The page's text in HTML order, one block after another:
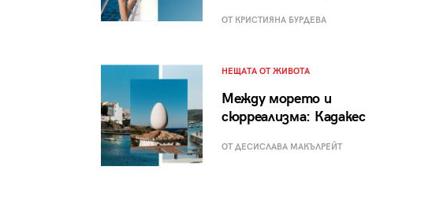
ОТ КРИСТИЯНА БУРДЕВА
НЕЩАТА ОТ ЖИВОТА
Между морето и
сюрреализма: Кадакес
ОТ ДЕСИСЛАВА МАКЪЛРЕЙТ